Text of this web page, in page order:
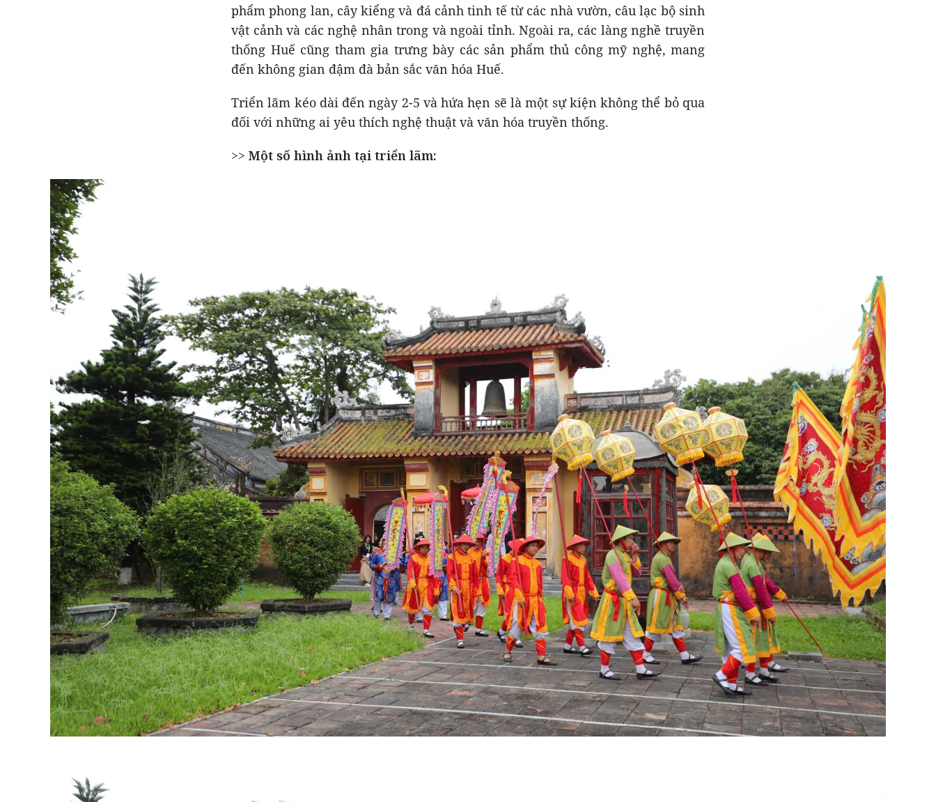
phẩm phong lan, cây kiểng và đá cảnh tinh tế từ các nhà vườn, câu lạc bộ sinh
vật cảnh và các nghệ nhân trong và ngoài tỉnh. Ngoài ra, các làng nghề truyền
thống Huế cũng tham gia trưng bày các sản phẩm thủ công mỹ nghệ, mang
đến không gian đậm đà bản sắc văn hóa Huế.
Triển lãm kéo dài đến ngày 2-5 và hứa hẹn sẽ là một sự kiện không thể bỏ qua
đối với những ai yêu thích nghệ thuật và văn hóa truyền thống.
>> Một số hình ảnh tại triển lãm: